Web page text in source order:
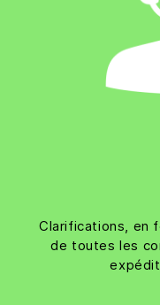
Clarifications, en
de toutes les